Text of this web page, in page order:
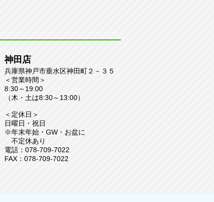
神田店
兵庫県神戸市垂水区神田町２－３５
＜営業時間＞
8:30～19:00
（木・土は8:30～13:00）
＜定休日＞
日曜日・祝日
※年末年始・GW・お盆に
不定休あり
電話：078-709-7022
FAX：078-709-7022